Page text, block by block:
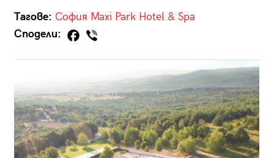
Тагове: София Maxi Park Hotel & Spa
Сподели: